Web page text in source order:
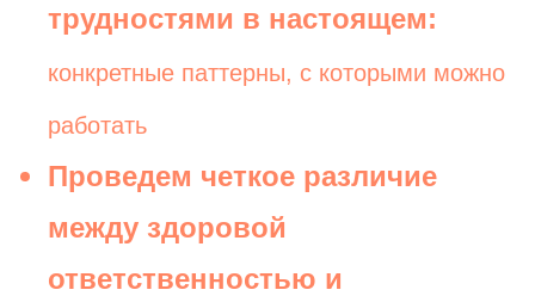
трудностями в настоящем:
конкретные паттерны, с которыми можно
работать
Проведем четкое различие
между здоровой
ответственностью и